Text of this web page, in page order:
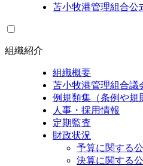
苫小牧港管理組合公
組織紹介
組織概要
苫小牧港管理組合議
例規類集（条例や規
人事・採用情報
定期監査
財政状況
予算に関する
決算に関する